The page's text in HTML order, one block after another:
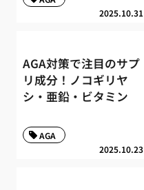
2025.10.31
AGA対策で注目のサプ
リ成分！ノコギリヤ
シ・亜鉛・ビタミン
2025.10.23
AGA